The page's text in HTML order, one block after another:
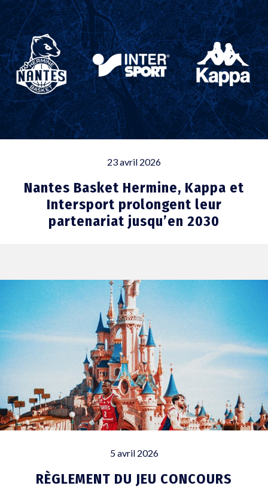
23 avril 2026
Nantes Basket Hermine, Kappa et
Intersport prolongent leur
partenariat jusqu’en 2030
5 avril 2026
RÈGLEMENT DU JEU CONCOURS